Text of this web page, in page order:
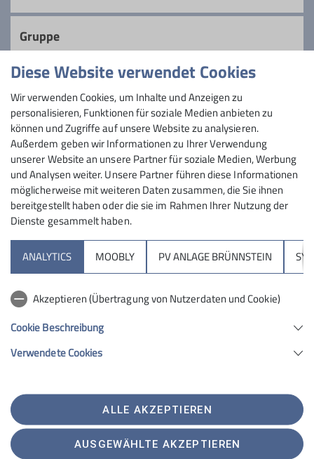
Gruppe
Berglinge
Hallo liebe wanderlustige Familien,
seid Ihr auch gerne draußen unterwegs?
Möchtet Ihr Eure Liebe zur Natur und den
Bergen auch gerne an Eure Kinder
weitergeben? Und das am liebsten
gemeinsam mit anderen großen und
kleinen Menschen?
Dann seid Ihr herzlich willkommen bei
den "Berglingen"!
Das ist eine neue Familienwandergruppe
der DAV Sektion Rosenheim für Familien
(vormals "Bergfüchse").
kinderwagentauglich sein (d.h. für
outdoortaugliche Sportbuggys o.ä. mit
Handbremse), aber auch mal nur mit
Kraxe/Trage zu begehen sein.
Sektion
Hochrieshütte
Sektion Rosenheim des Deutschen Alpenvereins e.V.
Telefon +4980312716030
Diese Website verwendet Cookies
Wir verwenden Cookies, um Inhalte und Anzeigen zu
personalisieren, Funktionen für soziale Medien anbieten zu
können und Zugriffe auf unsere Website zu analysieren.
Außerdem geben wir Informationen zu Ihrer Verwendung
unserer Website an unsere Partner für soziale Medien, Werbung
und Analysen weiter. Unsere Partner führen diese Informationen
möglicherweise mit weiteren Daten zusammen, die Sie ihnen
bereitgestellt haben oder die sie im Rahmen Ihrer Nutzung der
Dienste gesammelt haben.
ANALYTICS MOOBLY PV ANLAGE BRÜNNSTEIN
Akzeptieren (Übertragung von Nutzerdaten und Cookie)
Cookie Beschreibung
Verwendete Cookies
ALLE AKZEPTIEREN
AUSGEWÄHLTE AKZEPTIEREN